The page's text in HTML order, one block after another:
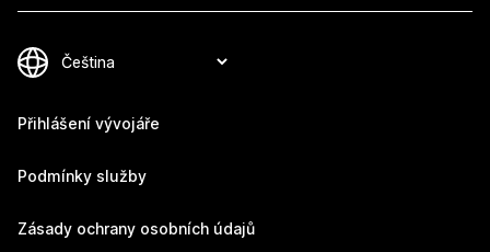
Přihlášení vývojáře
Podmínky služby
Zásady ochrany osobních údajů